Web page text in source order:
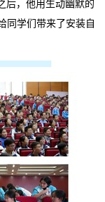
后，他用生动幽默的
同学们带来了安装自